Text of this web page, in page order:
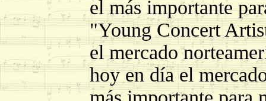
el más importante
"Young Concert
el mercado
hoy en día el